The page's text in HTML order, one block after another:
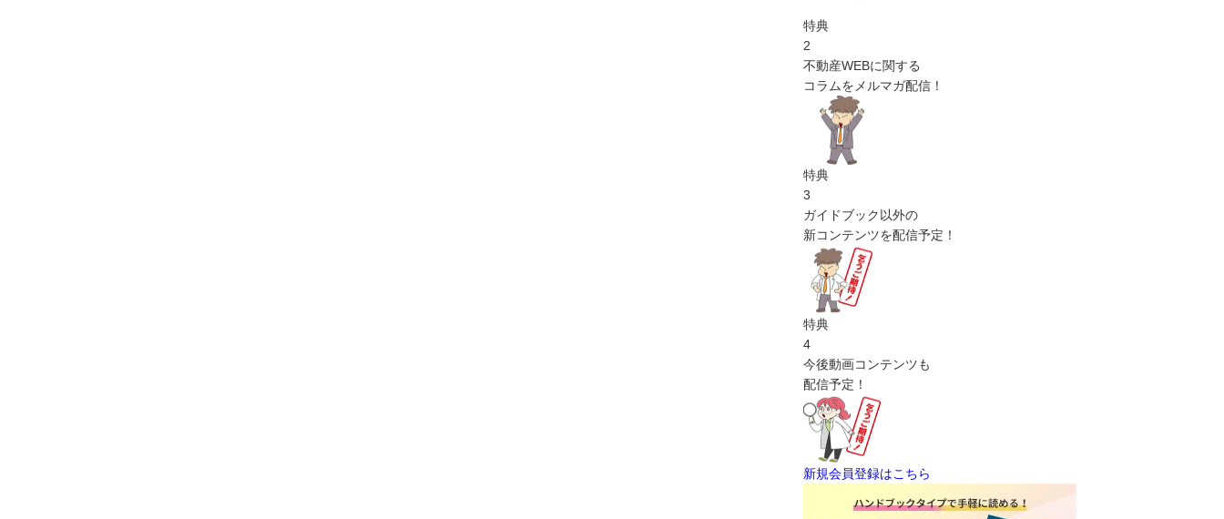
特典
2
不動産WEBに関する
コラムをメルマガ配信！
特典
3
ガイドブック以外の
新コンテンツを配信予定！
特典
4
今後動画コンテンツも
配信予定！
新規会員登録はこちら